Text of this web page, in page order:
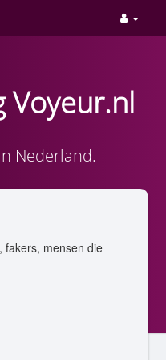
Voyeur.nl
Nederland.
fakers, mensen die